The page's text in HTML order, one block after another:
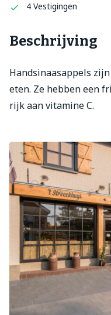
4 Vestigingen
Beschrijving
Handsinaasappels
eten. Ze hebben een
rijk aan vitamine C.